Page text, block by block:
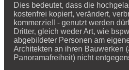
Dies bedeutet, dass die
kostenfrei kopiert, verändert,
kommerziell - genutzt werden
Dritter, gleich weder Art, wie
abgebildeter Personen am
Architekten an ihren Bauwerken
Panoramafreiheit) nicht